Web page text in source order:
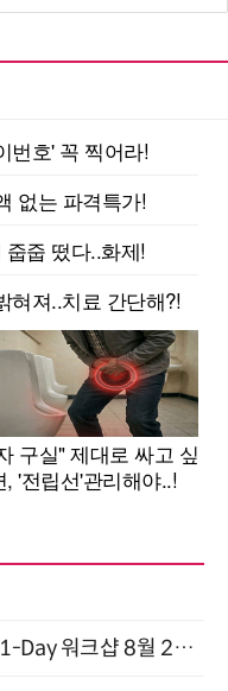
양자컴퓨팅 비즈니스·기술 입문 1-Day 워크샵 8월 28일 개최